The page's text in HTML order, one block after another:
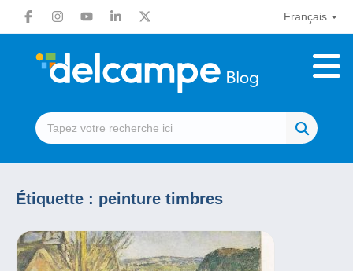
Français
Étiquette : peinture timbres